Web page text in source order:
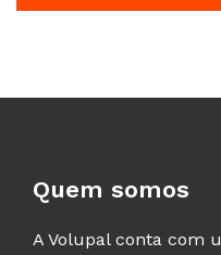
Quem somos
A Volupal conta com